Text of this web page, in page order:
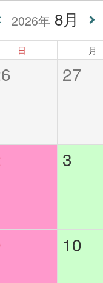
2026年 8月
日 月
27
3
10